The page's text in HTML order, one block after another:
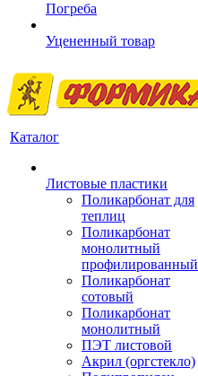
Погреба
Уцененный товар
Каталог
Листовые пластики
Поликарбонат для
теплиц
Поликарбонат
монолитный
профилированный
Поликарбонат
сотовый
Поликарбонат
монолитный
ПЭТ листовой
Акрил (оргстекло)